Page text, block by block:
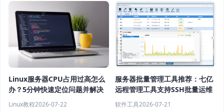
Linux服务器CPU占用过高怎么
办？5分钟快速定位问题并解决
Linux教程2026-07-22
服务器批量管理工具推荐：七亿
远程管理工具支持SSH批量运维
软件工具2026-07-21